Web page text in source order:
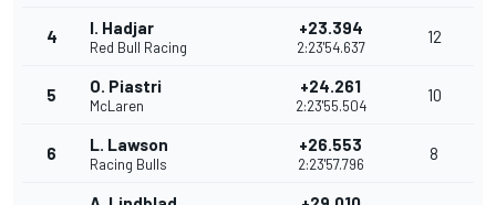
4 I. Hadjar
Red Bull Racing
+23.394
2:23'54.637
12
5 O. Piastri
McLaren
+24.261
2:23'55.504
10
6 L. Lawson
Racing Bulls
+26.553
2:23'57.796
8